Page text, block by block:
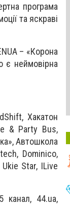
програма
та яскраві
– «Корона
є неймовірна
Хакатон
& Party Bus,
Автошкола
Dominico,
Star, ILive
канал, 44.ua,